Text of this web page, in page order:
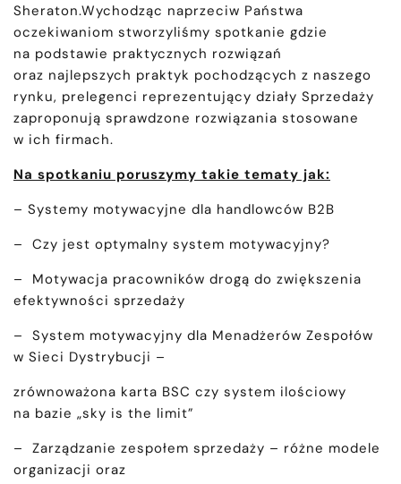
Sheraton.Wychodząc naprzeciw Państwa
oczekiwaniom stworzyliśmy spotkanie gdzie
na podstawie praktycznych rozwiązań
oraz najlepszych praktyk pochodzących z naszego
rynku, prelegenci reprezentujący działy Sprzedaży
zaproponują sprawdzone rozwiązania stosowane
w ich firmach.
Na spotkaniu poruszymy takie tematy jak:
– Systemy motywacyjne dla handlowców B2B
– Czy jest optymalny system motywacyjny?
– Motywacja pracowników drogą do zwiększenia
efektywności sprzedaży
– System motywacyjny dla Menadżerów Zespołów
w Sieci Dystrybucji –
zrównoważona karta BSC czy system ilościowy
na bazie „sky is the limit”
– Zarządzanie zespołem sprzedaży – różne modele
organizacji oraz